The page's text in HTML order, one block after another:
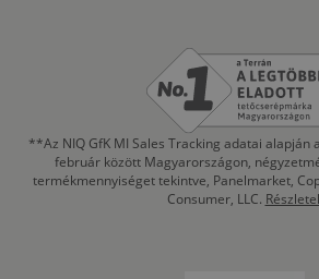
**Az NIQ GfK MI Sales Tracking adatai alapján
február között Magyarországon,
termékmennyiséget tekintve, Panelmarket,
Consumer, LLC.